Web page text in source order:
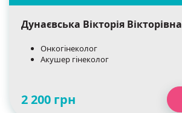
Дунаєвська Вікторія Вікторівна
Онкогінеколог
Акушер гінеколог
2 200 грн